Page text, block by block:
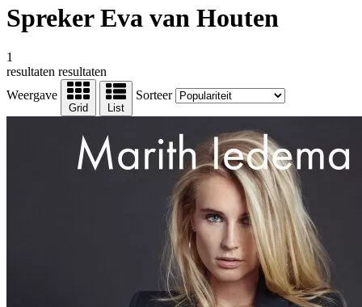
Spreker Eva van Houten
1
resultaten resultaten
Weergave
Grid List
Sorteer